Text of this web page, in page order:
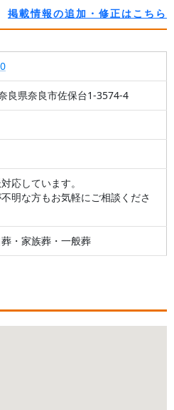
掲載情報の追加・修正はこちら
良県奈良市佐保台1-3574-4
応しています。
明な方もお気軽にご相談くださ
・家族葬・一般葬